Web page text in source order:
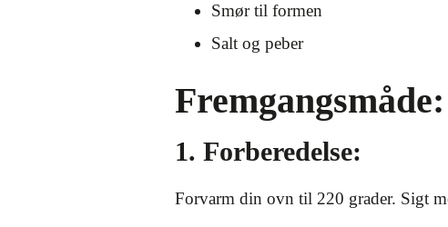
Smør til formen
Salt og peber
Fremgangsmåde:
1. Forberedelse:
Forvarm din ovn til 220 grader. Sigt